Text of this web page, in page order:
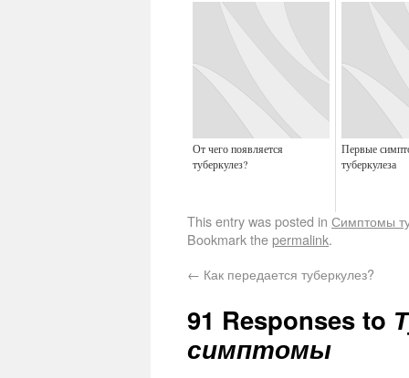
От чего появляется
туберкулез?
Первые
туберкулеза
This entry was posted in Симптомы
Bookmark thepermalink.
← Как передается туберкулез?
91 Responses to
симптомы